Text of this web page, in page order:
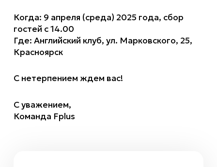
Когда: 9 апреля (среда) 2025 года, сбор
гостей с 14.00
Где: Английский клуб, ул. Марковского, 25,
Красноярск
С нетерпением ждем вас!
С уважением,
Команда Fplus